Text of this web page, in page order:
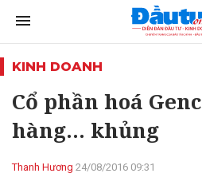
KINH DOANH
Cổ phần hoá
hàng… khủng
Thanh Hương 24/08/2016 09:31